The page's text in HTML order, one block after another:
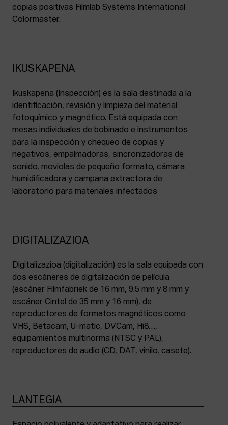
copias positivas Filmlab Systems International
Colormaster.
IKUSKAPENA
Ikuskapena (Inspección) es la sala destinada a la
identificación, revisión y limpieza del material
fotoquímico y magnético. Está equipada con
mesas individuales de bobinado e instrumentos
para la inspección y chequeo de copias y
negativos, empalmadoras, sincronizadoras de
sonido, moviolas de pequeño formato, cámara
humidificadora y campana extractora de
laboratorio para materiales infectados
DIGITALIZAZIOA
Digitalizazioa (digitalización) es la sala equipada con
dos escáneres de digitalización de película
(escáner Filmfabriek de 16 mm, 9.5 mm y 8 mm y
escáner Cintel de 35 mm y 16 mm), de
reproductores de formatos magnéticos como
VHS, Betacam, U-matic, DVCam, Hi8…,
equipamientos multinorma (NTSC y PAL),
reproductores de audio (CD, DAT, vinilo, casete).
LANTEGIA